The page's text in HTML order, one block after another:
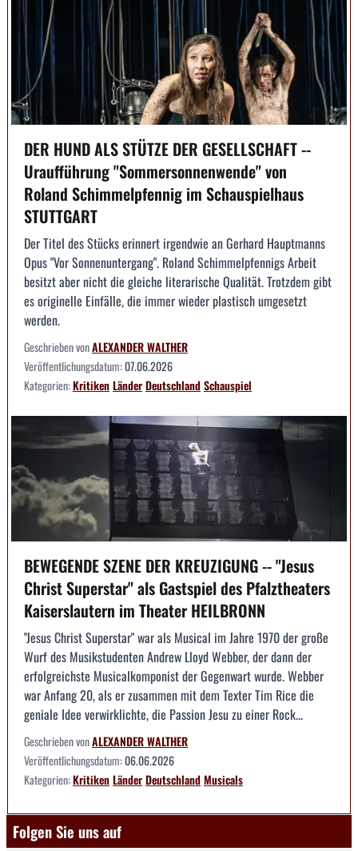
DER HUND ALS STÜTZE DER GESELLSCHAFT --
Uraufführung "Sommersonnenwende" von
Roland Schimmelpfennig im Schauspielhaus
STUTTGART
Der Titel des Stücks erinnert irgendwie an Gerhard Hauptmanns
Opus "Vor Sonnenuntergang". Roland Schimmelpfennigs Arbeit
besitzt aber nicht die gleiche literarische Qualität. Trotzdem gibt
es originelle Einfälle, die immer wieder plastisch umgesetzt
werden.
Geschrieben vonALEXANDER WALTHER
Veröffentlichungsdatum:07.06.2026
Kategorien:KritikenLänderDeutschlandSchauspiel
BEWEGENDE SZENE DER KREUZIGUNG -- "Jesus
Christ Superstar" als Gastspiel des Pfalztheaters
Kaiserslautern im Theater HEILBRONN
"Jesus Christ Superstar" war als Musical im Jahre 1970 der große
Wurf des Musikstudenten Andrew Lloyd Webber, der dann der
erfolgreichste Musicalkomponist der Gegenwart wurde. Webber
war Anfang 20, als er zusammen mit dem Texter Tim Rice die
geniale Idee verwirklichte, die Passion Jesu zu einer Rock...
Geschrieben vonALEXANDER WALTHER
Veröffentlichungsdatum:06.06.2026
Kategorien:KritikenLänderDeutschlandMusicals
Folgen Sie uns auf